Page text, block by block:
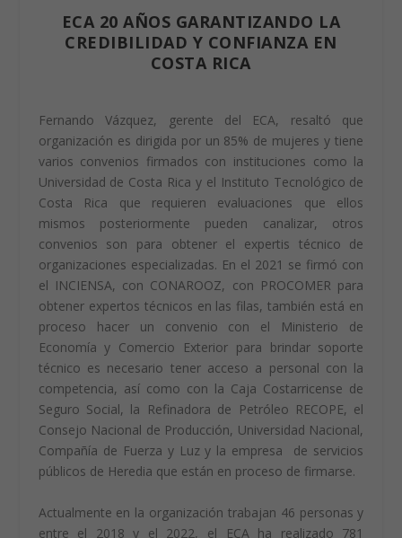
Agencia de cooperación Alemana para el Desarrollo,
GIZ para impulsar un proyecto de etiquetas
ambientales y compras públicas sostenibles con el
objetivo de proteger el clima y la biodiversidad, también
amigables en el período 2022-2026.
ECA 20 AÑOS GARANTIZANDO LA
CREDIBILIDAD Y CONFIANZA EN
COSTA RICA
Fernando Vázquez, gerente del ECA, resaltó que
organización es dirigida por un 85% de mujeres y tiene
varios convenios firmados con instituciones como la
Universidad de Costa Rica y el Instituto Tecnológico de
Costa Rica que requieren evaluaciones que ellos
mismos posteriormente pueden canalizar, otros
convenios son para obtener el expertis técnico de
organizaciones especializadas. En el 2021 se firmó con
el INCIENSA, con CONAROOZ, con PROCOMER para
obtener expertos técnicos en las filas, también está en
proceso hacer un convenio con el Ministerio de
Economía y Comercio Exterior para brindar soporte
técnico es necesario tener acceso a personal con la
competencia, así como con la Caja Costarricense de